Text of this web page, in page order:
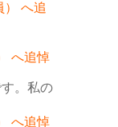
） へ追
へ追悼
す。私の
へ追悼